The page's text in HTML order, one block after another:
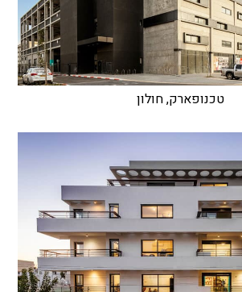
טכנופארק, חולון